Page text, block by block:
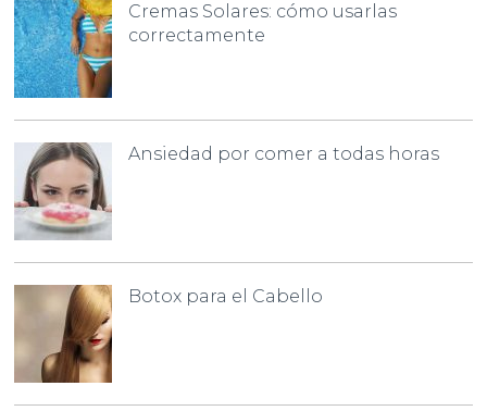
Cremas Solares: cómo usarlas
correctamente
Ansiedad por comer a todas horas
Botox para el Cabello